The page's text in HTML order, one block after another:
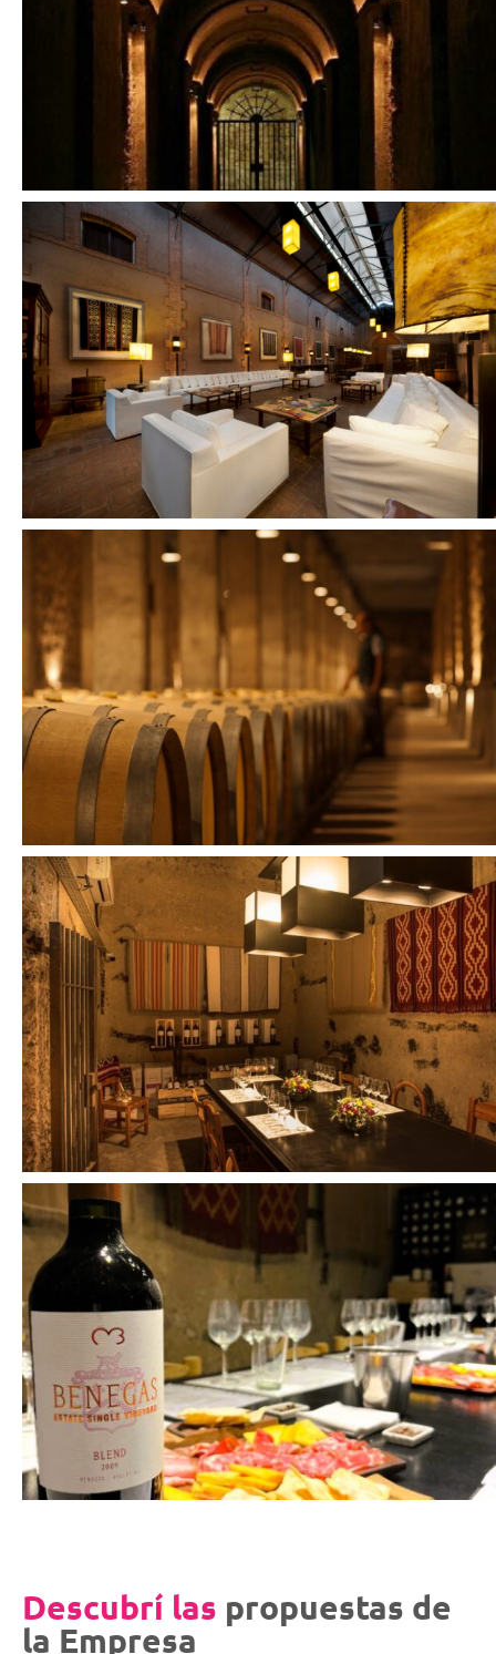
Descubrí las propuestas de
la Empresa